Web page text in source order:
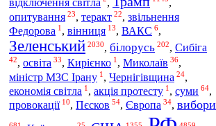
опитування 23, теракт 22, звільнення
Федорова 1 , вінниця 13, ВАКС 6,
Зеленський 2030, білорусь 202, Сибіга
42, освіта 33, Кирієнко 1 , Миколаїв 36,
міністр МЗС Ірану 1 , Чернігівщина 24,
економія світла 1 , акція протесту 1 , суми 64,
провокації 10, Пєсков 54, Європа 34, вибори